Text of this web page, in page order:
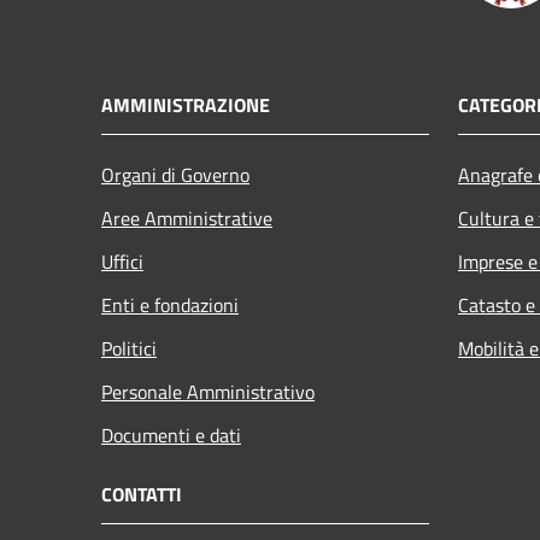
AMMINISTRAZIONE
Organi di Governo
Aree Amministrative
Uffici
Enti e fondazioni
Politici
Personale Amministrativo
Documenti e dati
Cultura
Imprese
Catasto
Mobilità
CONTATTI